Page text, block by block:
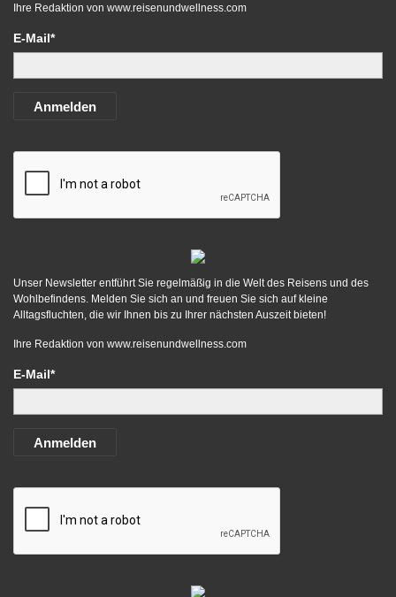
Ihre Redaktion von www.reisenundwellness.com
E-Mail*
Anmelden
Unser Newsletter entführt Sie regelmäßig in die Welt des Reisens und des
Wohlbefindens. Melden Sie sich an und freuen Sie sich auf kleine
Alltagsfluchten, die wir Ihnen bis zu Ihrer nächsten Auszeit bieten!
Ihre Redaktion von www.reisenundwellness.com
E-Mail*
Anmelden